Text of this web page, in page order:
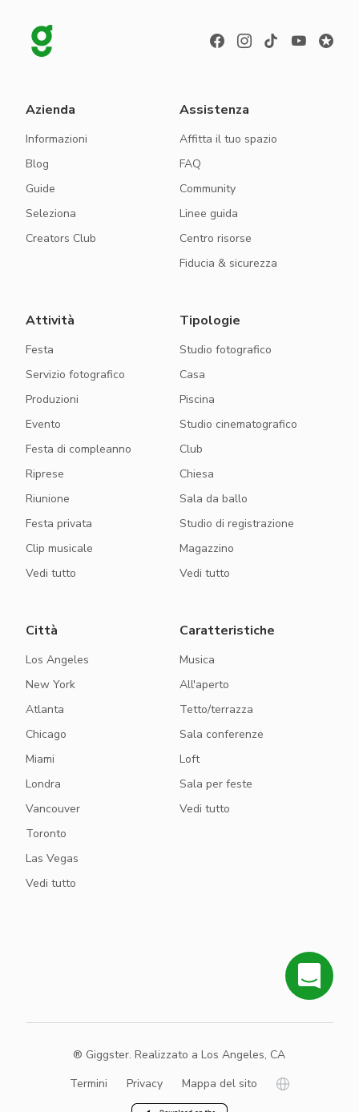
Azienda
Informazioni
Blog
Guide
Seleziona
Creators Club
Assistenza
Affitta il tuo spazio
FAQ
Community
Linee guida
Centro risorse
Fiducia & sicurezza
Attività
Festa
Servizio fotografico
Produzioni
Evento
Festa di compleanno
Riprese
Riunione
Festa privata
Clip musicale
Vedi tutto
Tipologie
Studio fotografico
Casa
Piscina
Studio cinematografico
Club
Chiesa
Sala da ballo
Studio di registrazione
Magazzino
Vedi tutto
Città
Los Angeles
New York
Atlanta
Chicago
Miami
Londra
Vancouver
Toronto
Las Vegas
Vedi tutto
Caratteristiche
Musica
All'aperto
Tetto/terrazza
Sala conferenze
Loft
Sala per feste
Vedi tutto
® Giggster. Realizzato a Los Angeles, CA
Termini
Privacy Mappa del sito